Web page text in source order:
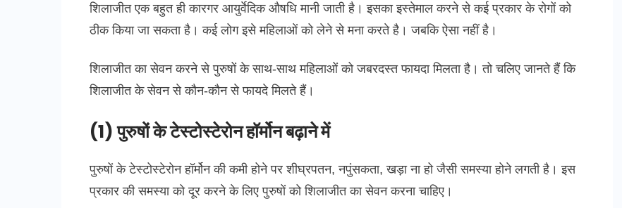
शिलाजीत एक बहुत ही कारगर आयुर्वेदिक औषधि मानी जाती है। इसका इस्तेमाल करने से कई प्रकार के रोगों को
ठीक किया जा सकता है। कई लोग इसे महिलाओं को लेने से मना करते है। जबकि ऐसा नहीं है।
शिलाजीत का सेवन करने से पुरुषों के साथ-साथ महिलाओं को जबरदस्त फायदा मिलता है। तो चलिए जानते हैं कि
शिलाजीत के सेवन से कौन-कौन से फायदे मिलते हैं।
(1) पुरुषों के टेस्टोस्टेरोन हॉर्मोन बढ़ाने में
पुरुषों के टेस्टोस्टेरोन हॉर्मोन की कमी होने पर शीघ्रपतन, नपुंसकता, खड़ा ना हो जैसी समस्या होने लगती है। इस
प्रकार की समस्या को दूर करने के लिए पुरुषों को शिलाजीत का सेवन करना चाहिए।